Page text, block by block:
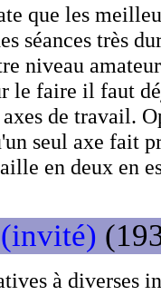
que les
séances très
niveau
le faire il faut
de travail.
seul axe fait
en deux en
à diverses